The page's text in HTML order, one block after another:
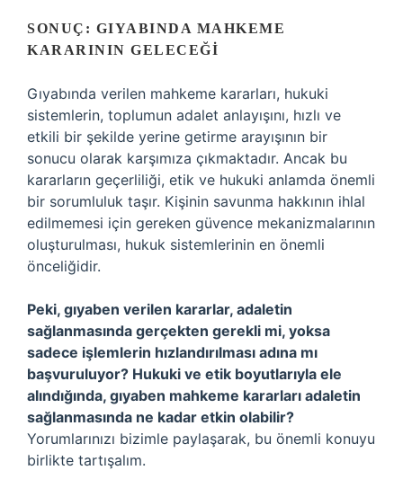
SONUÇ: GIYABINDA MAHKEME
KARARININ GELECEĞI
Gıyabında verilen mahkeme kararları, hukuki
sistemlerin, toplumun adalet anlayışını, hızlı ve
etkili bir şekilde yerine getirme arayışının bir
sonucu olarak karşımıza çıkmaktadır. Ancak bu
kararların geçerliliği, etik ve hukuki anlamda önemli
bir sorumluluk taşır. Kişinin savunma hakkının ihlal
edilmemesi için gereken güvence mekanizmalarının
oluşturulması, hukuk sistemlerinin en önemli
önceliğidir.
Peki, gıyaben verilen kararlar, adaletin
sağlanmasında gerçekten gerekli mi, yoksa
sadece işlemlerin hızlandırılması adına mı
başvuruluyor? Hukuki ve etik boyutlarıyla ele
alındığında, gıyaben mahkeme kararları adaletin
sağlanmasında ne kadar etkin olabilir?
Yorumlarınızı bizimle paylaşarak, bu önemli konuyu
birlikte tartışalım.